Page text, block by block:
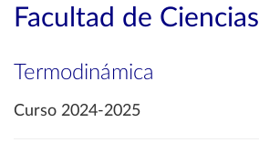
Facultad de Ciencias
Termodinámica
Curso 2024-2025